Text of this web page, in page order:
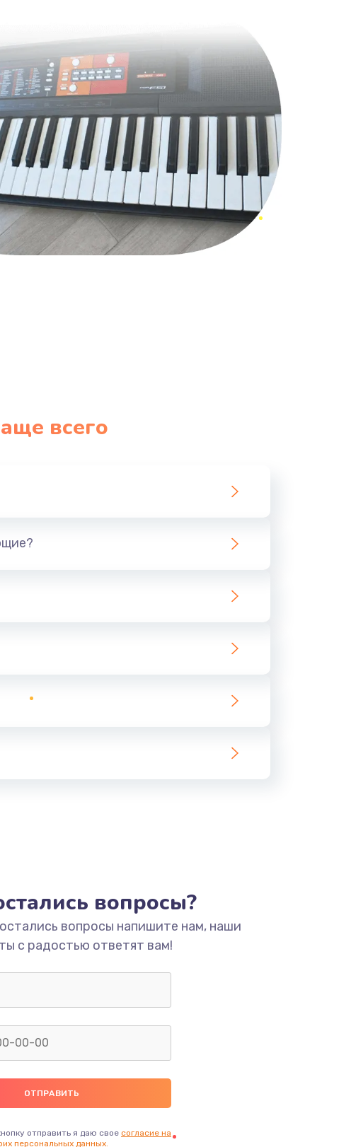
всего
вопросы?
вопросы напишите нам, наши
с радостью ответят вам!
отправить я даю свое согласие на
персональных данных.